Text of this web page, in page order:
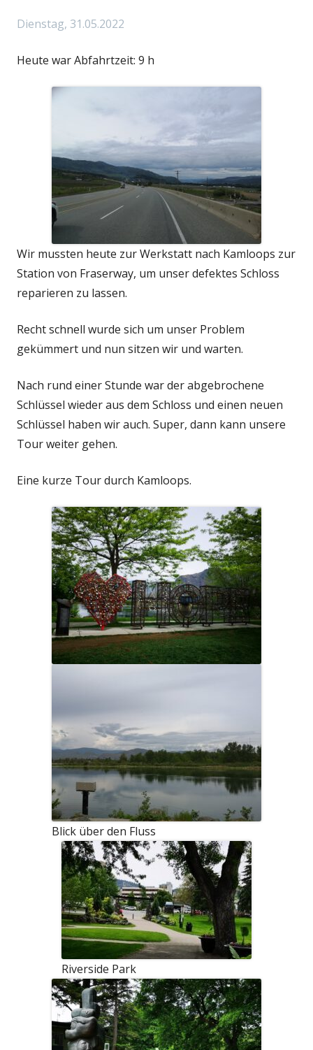
Dienstag, 31.05.2022
Heute war Abfahrtzeit: 9 h
Wir mussten heute zur Werkstatt nach Kamloops zur
Station von Fraserway, um unser defektes Schloss
reparieren zu lassen.
Recht schnell wurde sich um unser Problem
gekümmert und nun sitzen wir und warten.
Nach rund einer Stunde war der abgebrochene
Schlüssel wieder aus dem Schloss und einen neuen
Schlüssel haben wir auch. Super, dann kann unsere
Tour weiter gehen.
Eine kurze Tour durch Kamloops.
Blick über den Fluss
Riverside Park